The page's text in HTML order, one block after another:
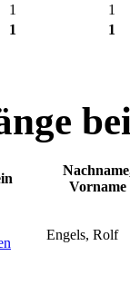
1
1
1 1
Vorname
Engels, Rolf